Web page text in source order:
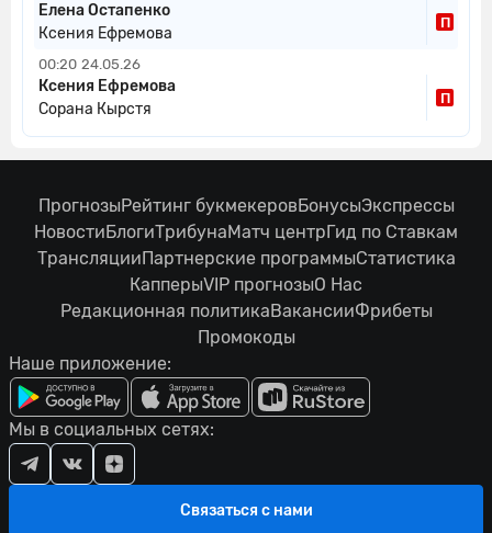
Елена Остапенко
Ксения Ефремова
П
00:20 24.05.26
Ксения Ефремова
Сорана Кырстя
П
ПрогнозыРейтинг букмекеровБонусыЭкспрессы
НовостиБлогиТрибунаМатч центрГид по Ставкам
ТрансляцииПартнерские программыСтатистика
КапперыVIP прогнозыО Нас
Редакционная политикаВакансииФрибеты
Промокоды
Наше приложение:
Связаться с нами
Мы в социальных сетях: